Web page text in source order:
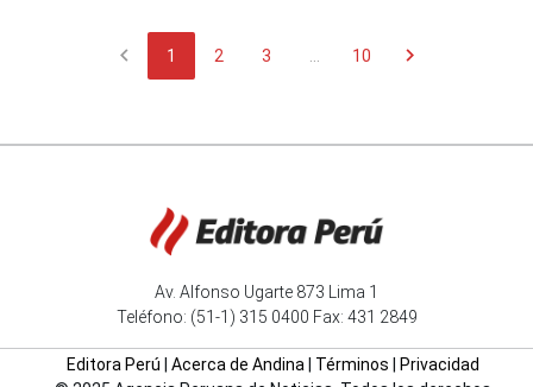
chevron_left 1 2 3 10 chevron_right
Av. Alfonso Ugarte 873 Lima 1
Teléfono: (51-1) 315 0400 Fax: 431 2849
Editora Perú Acerca de Andina| Términos
Privacidad